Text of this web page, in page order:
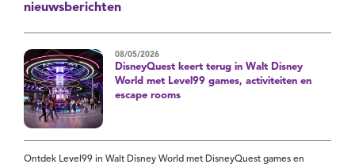
nieuwsberichten
08/05/2026
DisneyQuest keert terug in Walt Disney
World met Level99 games, activiteiten en
escape rooms
Ontdek Level99 in Walt Disney World met DisneyQuest games en